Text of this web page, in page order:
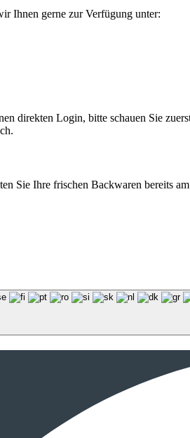
Ihnen gerne zur Verfügung unter:
direkten Login, bitte schauen Sie
Sie Ihre frischen Backwaren bereits